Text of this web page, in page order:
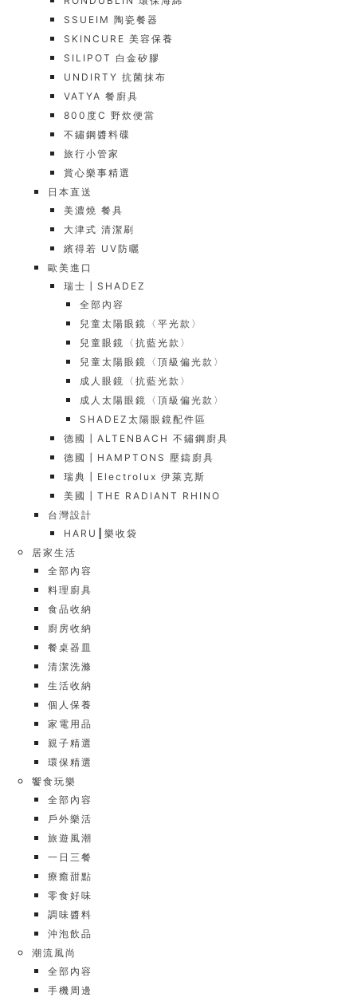
SSUEIM 陶瓷餐器
SKINCURE 美容保養
SILIPOT 白金矽膠
UNDIRTY 抗菌抹布
VATYA 餐廚具
800度C 野炊便當
不鏽鋼醬料碟
旅行小管家
賞心樂事精選
日本直送
美濃燒 餐具
大津式 清潔刷
繽得若 UV防曬
歐美進口
瑞士┃SHADEZ
全部內容
兒童太陽眼鏡〈平光款〉
兒童眼鏡〈抗藍光款〉
兒童太陽眼鏡〈頂級偏光款〉
成人眼鏡〈抗藍光款〉
成人太陽眼鏡〈頂級偏光款〉
SHADEZ太陽眼鏡配件區
德國┃ALTENBACH 不鏽鋼廚具
德國┃HAMPTONS 壓鑄廚具
瑞典┃Electrolux 伊萊克斯
美國┃THE RADIANT RHINO
台灣設計
HARU┃樂收袋
居家生活
全部內容
料理廚具
食品收納
廚房收納
餐桌器皿
清潔洗滌
生活收納
個人保養
家電用品
親子精選
環保精選
饗食玩樂
全部內容
戶外樂活
旅遊風潮
一日三餐
療癒甜點
零食好味
調味醬料
沖泡飲品
潮流風尚
全部內容
手機周邊